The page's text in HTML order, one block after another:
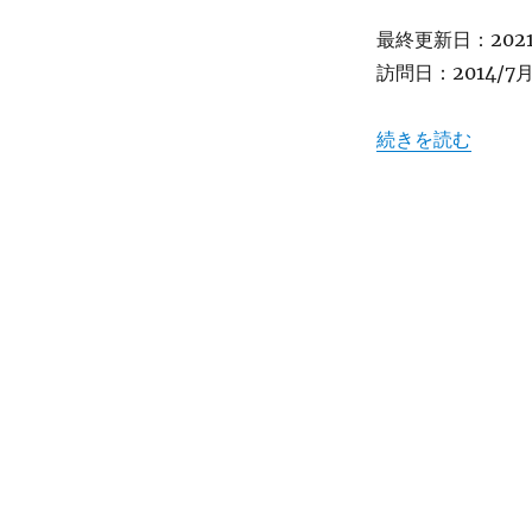
最終更新日：
訪問日：2014/7
“【東京】超大盛
続きを読む